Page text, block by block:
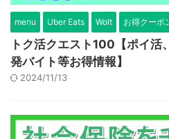
menu Uber Eats Wolt お得クーポ
トク活クエスト100【ポイ活
発バイト等お得情報】
2024/11/13